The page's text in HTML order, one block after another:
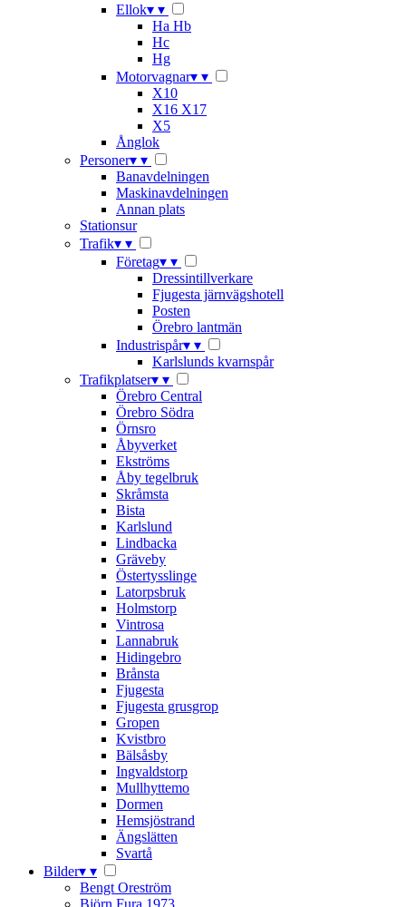
Ellok▾ ▾
Ha Hb
Hc
Hg
Motorvagnar▾ ▾
X10
X16 X17
X5
Ånglok
Personer▾ ▾
Banavdelningen
Maskinavdelningen
Annan plats
Stationsur
Trafik▾ ▾
Företag▾ ▾
Dressintillverkare
Fjugesta järnvägshotell
Posten
Örebro lantmän
Industrispår▾ ▾
Karlslunds kvarnspår
Trafikplatser▾ ▾
Örebro Central
Örebro Södra
Örnsro
Åbyverket
Ekströms
Åby tegelbruk
Skråmsta
Bista
Karlslund
Lindbacka
Gräveby
Östertysslinge
Latorpsbruk
Holmstorp
Vintrosa
Lannabruk
Hidingebro
Brånsta
Fjugesta
Fjugesta grusgrop
Gropen
Kvistbro
Bälsåsby
Ingvaldstorp
Mullhyttemo
Dormen
Hemsjöstrand
Ängslätten
Svartå
Bilder▾ ▾
Bengt Oreström
Björn Fura 1973